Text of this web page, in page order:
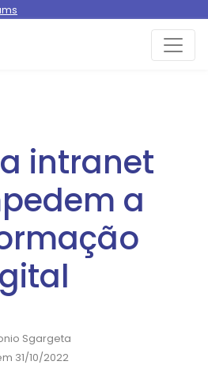
intranet
a
Sgargeta
31/10/2022